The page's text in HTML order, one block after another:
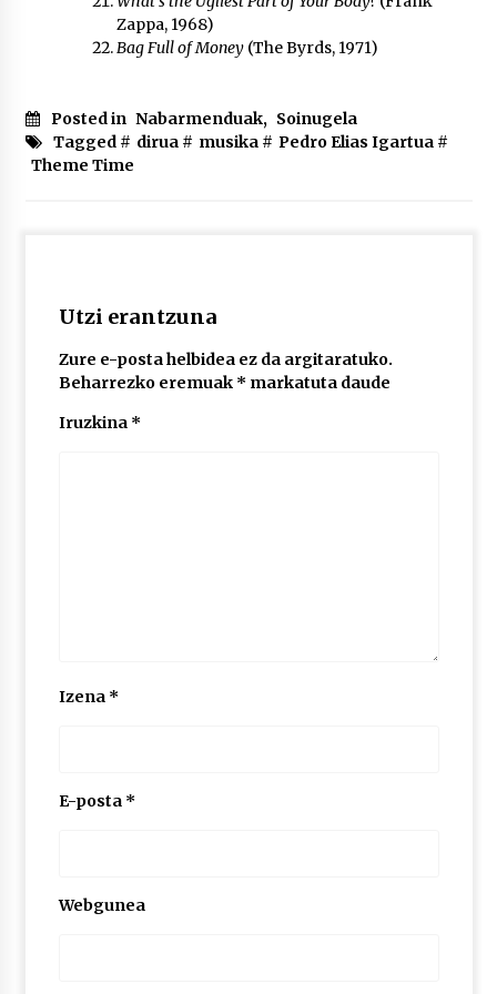
Zappa, 1968)
Bag Full of Money(The Byrds, 1971)
Posted in Nabarmenduak, Soinugela
Tagged # dirua# musika# Pedro Elias Igartua#
Theme Time
Utzi erantzuna
Zure e-posta helbidea ez da argitaratuko.
Beharrezko eremuak * markatuta daude
Iruzkina *
Izena *
E-posta *
Webgunea